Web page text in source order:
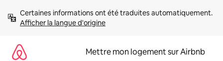
directement
Afficher la langue d'origine
Mettre mon logement sur Airbnb